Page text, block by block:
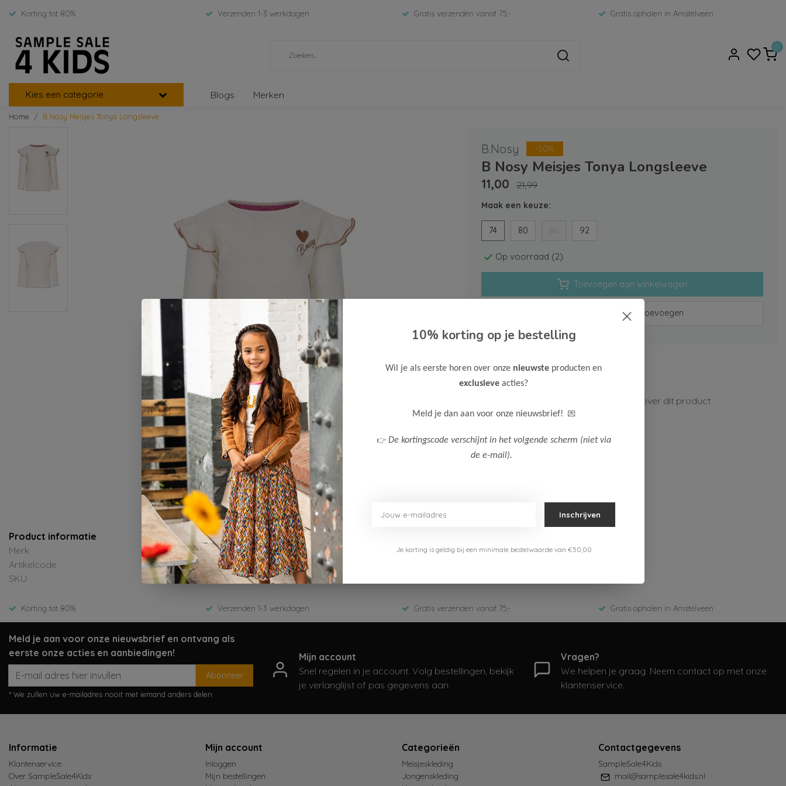
Korting tot 80% Verzenden 1-3 werkdagen Gratis verzenden vanaf 75,- Gratis ophalen in Amstelveen
0
Kies een categorie Blogs Merken
Home B Nosy Meisjes Tonya Longsleeve
B.Nosy -50%
B Nosy Meisjes Tonya Longsleeve
11,00 21,99
Maak een keuze:
74 80 92
Op voorraad (2)
Toevoegen aan winkelwagen
Aan verlanglijst toevoegen
Gratis verzenden vanaf 75,-
Verzenden 1-3 werkdagen
Neem contact op over dit product
Product informatie
Merk
B.Nosy
Artikelcode
Y508-7427-004-Ecru
SKU
ED-Winter 2025
Korting tot 80% Verzenden 1-3 werkdagen Gratis verzenden vanaf 75,- Gratis ophalen in Amstelveen
Meld je aan voor onze nieuwsbrief en ontvang als
eerste onze acties en aanbiedingen!
Abonneer
* We zullen uw e-mailadres nooit met iemand anders delen.
Mijn account
Snel regelen in je account. Volg bestellingen, bekijk
je verlanglijst of pas gegevens aan.
Vragen?
We helpen je graag. Neem contact op met onze
klantenservice.
Informatie
Klantenservice
Over SampleSale4Kids
Mijn account
Inloggen
Mijn bestellingen
Categorieën
Meisjeskleding
Jongenskleding
Contactgegevens
SampleSale4Kids
mail@samplesale4kids.nl
10% korting op je bestelling
Wil je als eerste horen over onze nieuwste producten en
exclusieve acties?
Meld je dan aan voor onze nieuwsbrief! 💌
👉 De kortingscode verschijnt in het volgende scherm (niet via
de e-mail).
Inschrijven
Je korting is geldig bij een minimale bestelwaarde van €50,00